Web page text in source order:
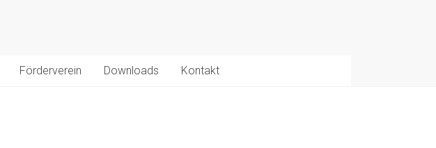
Förderverein Downloads Kontakt